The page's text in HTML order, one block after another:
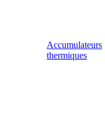
Accumulateurs
thermiques